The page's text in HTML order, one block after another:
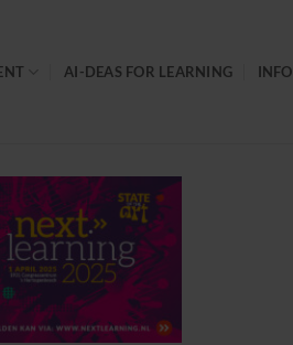
AI-DEAS FOR LEARNING INFO